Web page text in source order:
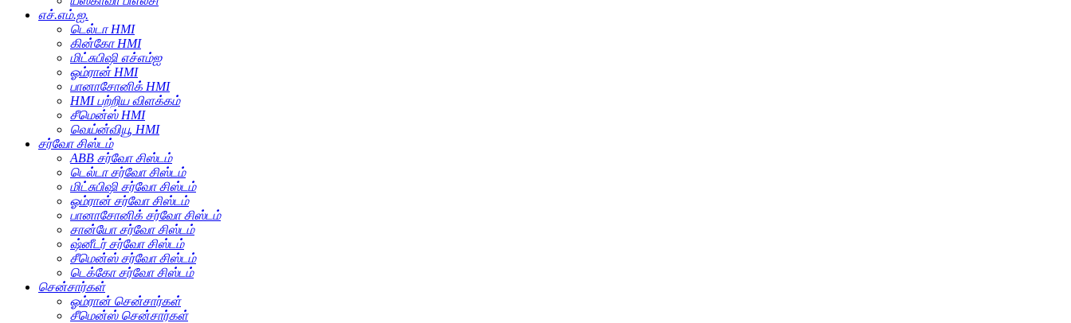
எச்.எம்.ஐ.
டெல்டா HMI
கின்கோ HMI
மிட்சுபிஷி எச்எம்ஐ
ஓம்ரான் HMI
பானாசோனிக் HMI
HMI பற்றிய விளக்கம்
சீமென்ஸ் HMI
வெய்ன்வியூ HMI
சர்வோ சிஸ்டம்
ABB சர்வோ சிஸ்டம்
டெல்டா சர்வோ சிஸ்டம்
மிட்சுபிஷி சர்வோ சிஸ்டம்
ஓம்ரான் சர்வோ சிஸ்டம்
பானாசோனிக் சர்வோ சிஸ்டம்
சான்யோ சர்வோ சிஸ்டம்
ஷ்னீடர் சர்வோ சிஸ்டம்
சீமென்ஸ் சர்வோ சிஸ்டம்
டெக்கோ சர்வோ சிஸ்டம்
சென்சார்கள்
ஓம்ரான் சென்சார்கள்
சீமென்ஸ் சென்சார்கள்